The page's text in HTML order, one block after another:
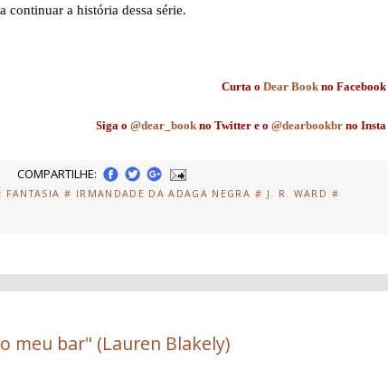
continuar a história dessa série.
Curta oDear Book no Facebook
Siga o@dear_book no Twitter e o@dearbookbr no Insta
COMPARTILHE:
FANTASIA # IRMANDADE DA ADAGA NEGRA # J. R. WARD #
meu bar" (Lauren Blakely)